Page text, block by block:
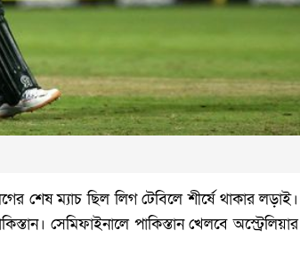
শেষ ম্যাচ ছিল লিগ টেবিলে শীর্ষে থাকার লড়াই।
সেমিফাইনালে পাকিস্তান খেলবে অস্ট্রেলিয়ার